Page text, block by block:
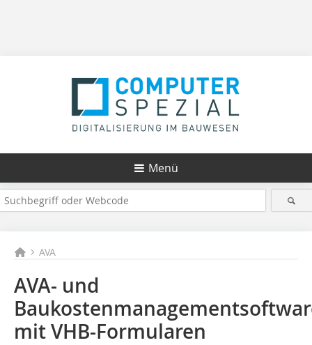
Menü
AVA
AVA- und
mit VHB-Formularen